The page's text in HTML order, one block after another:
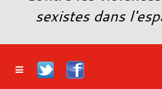
sexistes dans